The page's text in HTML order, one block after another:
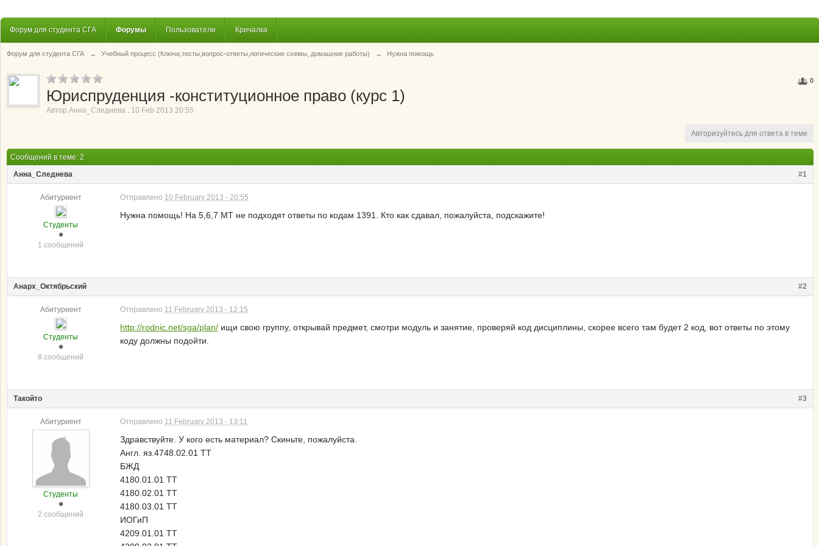
Форум для студента СГА Форумы Пользователи Кричалка
Форум для студента СГА → Учебный процесс (Ключи,тесты,вопрос-ответы,логические схемы, домашние работы) → Нужна помощь
0
Юриспруденция -конституционное право (курс 1)
Автор Анна_Следнева , 10 Feb 2013 20:55
Авторизуйтесь для ответа в теме
Сообщений в теме: 2
#1
Анна_Следнева
Абитуриент
Студенты
1 сообщений
Отправлено 10 February 2013 - 20:55
Нужна помощь! На 5,6,7 МТ не подходят ответы по кодам 1391. Кто как сдавал, пожалуйста, подскажите!
#2
Анарх_Октябрьский
Абитуриент
Студенты
8 сообщений
Отправлено 11 February 2013 - 12:15
http://rodnic.net/sga/plan/ ищи свою группу, открывай предмет, смотри модуль и занятие, проверяй код дисциплины, скорее всего там будет 2 код, вот ответы по этому
коду должны подойти.
#3
Такойто
Абитуриент
Студенты
2 сообщений
Отправлено 11 February 2013 - 13:11
Здравствуйте. У кого есть материал? Скиньте, пожалуйста.
Англ. яз.4748.02.01 ТТ
БЖД
4180.01.01 ТТ
4180.02.01 ТТ
4180.03.01 ТТ
ИОГиП
4209.01.01 ТТ